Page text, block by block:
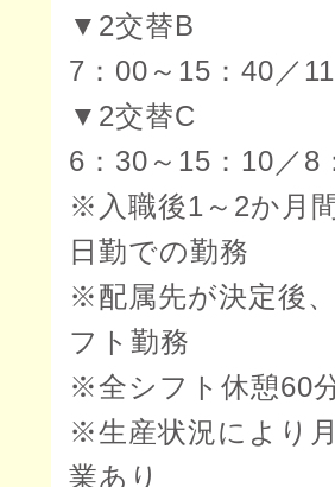
▼2交替B
7：00～15：40／
▼2交替C
6：30～15：10／8
※入職後1～2か月
日勤での勤務
※配属先が決定後
フト勤務
※全シフト休憩60
※生産状況により
業あり